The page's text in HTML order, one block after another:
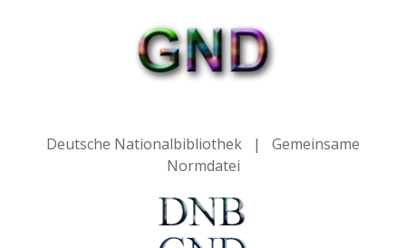
Deutsche Nationalbibliothek | Gemeinsame
Normdatei